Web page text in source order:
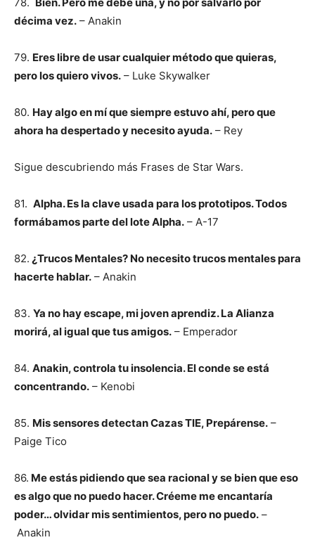
décima vez. – Anakin
79. Eres libre de usar cualquier método que quieras,
pero los quiero vivos. – Luke Skywalker
80. Hay algo en mí que siempre estuvo ahí, pero que
ahora ha despertado y necesito ayuda. – Rey
Sigue descubriendo más Frases de Star Wars.
81. Alpha. Es la clave usada para los prototipos. Todos
formábamos parte del lote Alpha. – A-17
82. ¿Trucos Mentales? No necesito trucos mentales para
hacerte hablar. – Anakin
83. Ya no hay escape, mi joven aprendiz. La Alianza
morirá, al igual que tus amigos. – Emperador
84. Anakin, controla tu insolencia. El conde se está
concentrando. – Kenobi
85. Mis sensores detectan Cazas TIE, Prepárense. –
Paige Tico
86. Me estás pidiendo que sea racional y se bien que eso
es algo que no puedo hacer. Créeme me encantaría
poder… olvidar mis sentimientos, pero no puedo. –
Anakin